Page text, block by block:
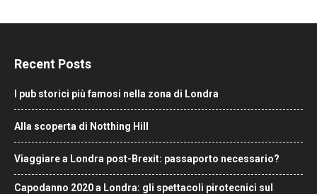
Recent Posts
I pub storici più famosi nella zona di Londra
Alla scoperta di Notthing Hill
Viaggiare a Londra post-Brexit: passaporto necessario?
Capodanno 2020 a Londra: gli spettacoli pirotecnici sul